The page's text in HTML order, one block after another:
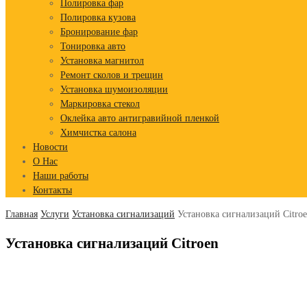
Полировка фар
Полировка кузова
Бронирование фар
Тонировка авто
Установка магнитол
Ремонт сколов и трещин
Установка шумоизоляции
Маркировка стекол
Оклейка авто антигравийной пленкой
Химчистка салона
Новости
О Нас
Наши работы
Контакты
Главная Услуги Установка сигнализаций Установка сигнализаций
Установка сигнализаций Citroen